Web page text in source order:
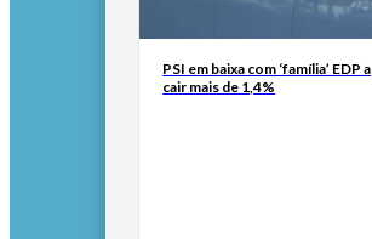
PSI em baixa com ‘família’ EDP a
cair mais de 1,4%